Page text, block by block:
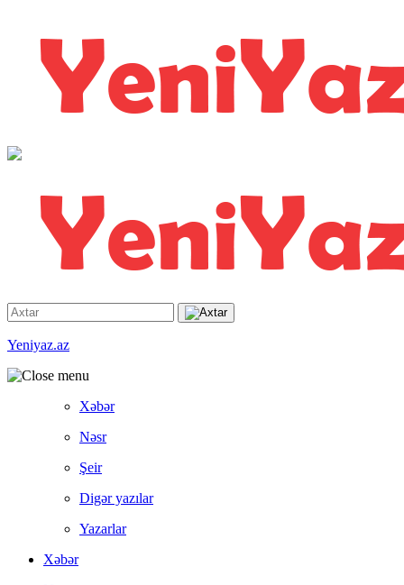
Yeniyaz.az
Xəbər
Nəsr
Şeir
Digər yazılar
Yazarlar
Xəbər